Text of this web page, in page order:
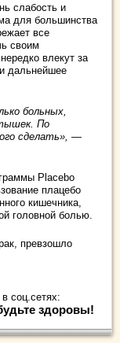
слабость и
для большинства
все
своим
влекут за
дальнейшее
больных,
По
сделать», —
Placebo
плацебо
кишечника,
головной болью.
превзошло
соц.сетях:
здоровы!